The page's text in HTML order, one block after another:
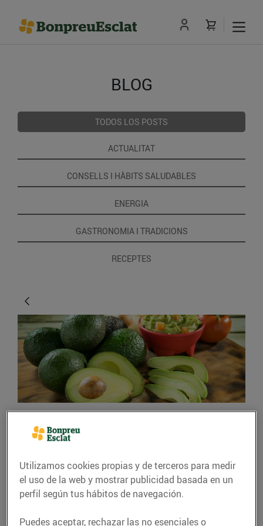
BLOG
TODOS LOS POSTS
ACTUALITAT
CONSELLS I HÀBITS SALUDABLES
ENERGIA
GASTRONOMIA I TRADICIONS
RECEPTES
CONSEJOS Y HÁBITOS SALUDABLES
Els beneficis de
l’alvocat
18/enero/2019
Utilizamos cookies propias y de terceros para medir
el uso de la web y mostrar publicidad basada en un
perfil según tus hábitos de navegación.
Puedes aceptar, rechazar las no esenciales o